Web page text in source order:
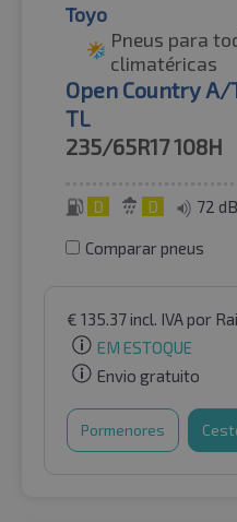
Toyo
Pneus para
climatéricas
Open Country A/
TL
235/65R17108H
D D 72 dB
Comparar pneus
€ 135.37incl. IVApor
EM ESTOQUE
Envio gratuito
Pormenores